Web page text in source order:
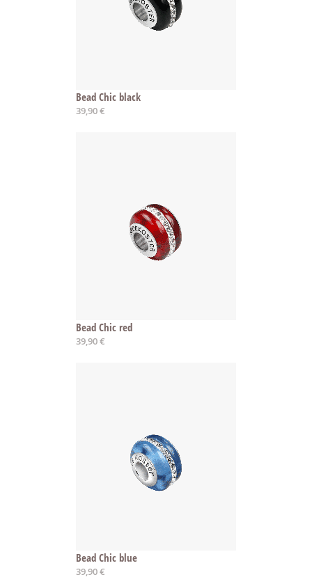
Bead Chic black
39,90 €
Bead Chic red
39,90 €
Bead Chic blue
39,90 €